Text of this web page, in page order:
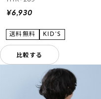
¥6,930
比較する